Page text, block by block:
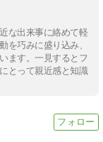
な出来事に絡めて軽
を巧みに盛り込み、
ます。一見するとフ
とって親近感と知識